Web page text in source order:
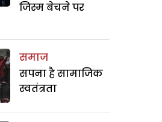
जिस्म बेचने पर
समाज
सपना है सामाजिक
स्वतंत्रता